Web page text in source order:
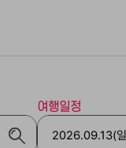
여행일정